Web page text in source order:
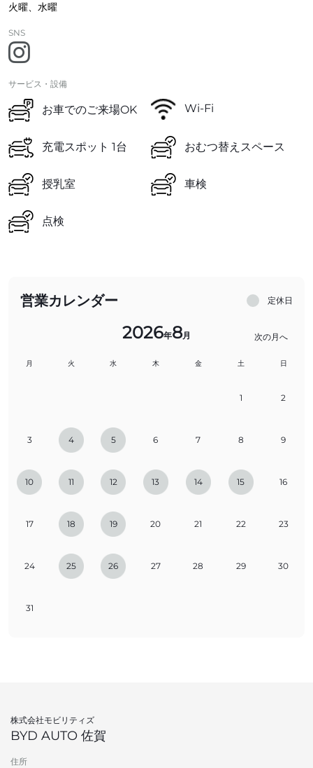
火曜、水曜
SNS
サービス・設備
お車でのご来場OK Wi-Fi
充電スポット 1台 おむつ替えスペース
授乳室 車検
点検
営業カレンダー 定休日
2026年8月 次の月へ
月 火 水 木 金 土 日
1 2
3 4 5 6 7 8 9
10 11 12 13 14 15 16
17 18 19 20 21 22 23
24 25 26 27 28 29 30
31
株式会社モビリティズ
BYD AUTO 佐賀
住所